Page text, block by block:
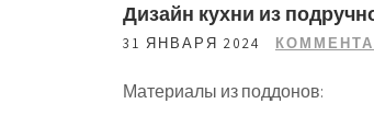
Дизайн кухни из
31 ЯНВАРЯ 2024
Материалы из поддонов: